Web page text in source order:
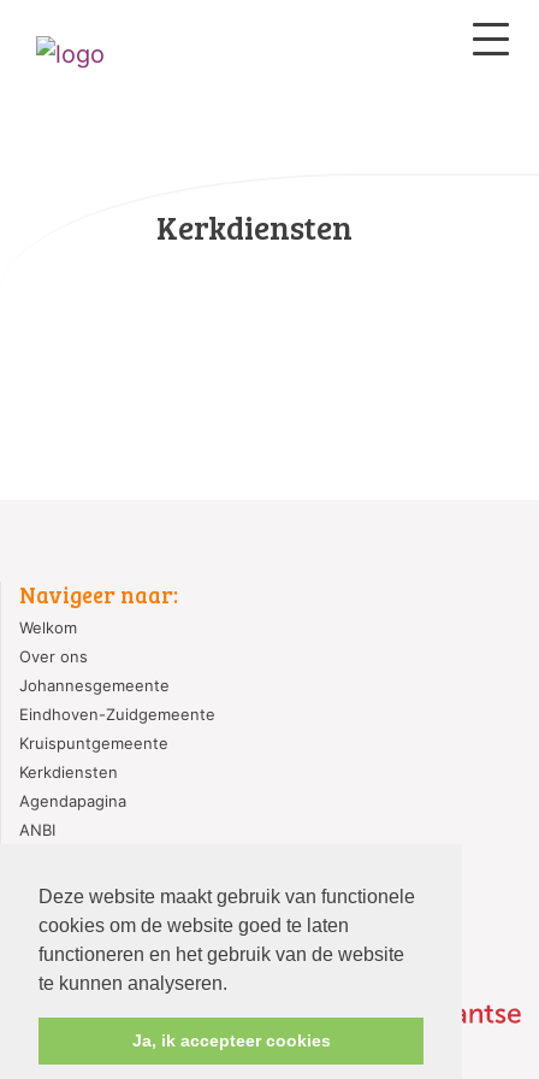
Deze website maakt gebruik van functionele
cookies om de website goed te laten
functioneren en het gebruik van de website
te kunnen analyseren.
Ja, ik accepteer cookies
Kerkdiensten
Navigeer naar:
Welkom
Over ons
Johannesgemeente
Eindhoven-Zuidgemeente
Kruispuntgemeente
Kerkdiensten
Agendapagina
ANBI